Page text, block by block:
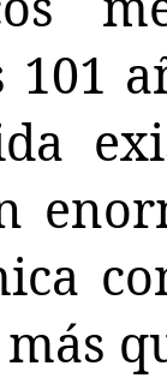
101